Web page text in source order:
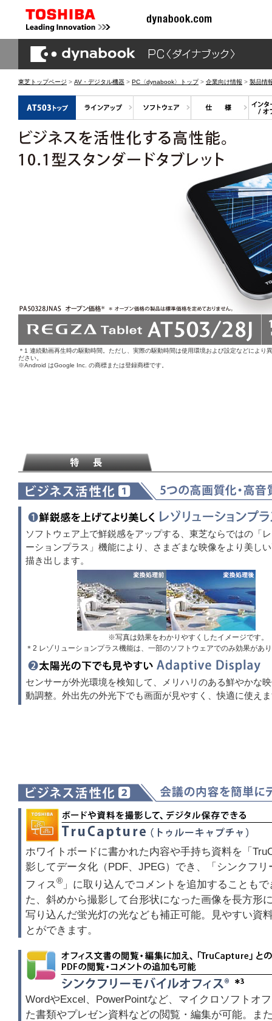
東芝トップページ > AV・デジタル機器 > PC〈dynabook〉トップ> 企業向け情報 > 製品情
＊1 連続動画再生時の駆動時間。ただし、実際の駆動時間は使用環境および設定などによ
ださい。
※Android はGoogle Inc. の商標または登録商標です。
ソフトウェア上で鮮鋭感をアップする、東芝ならではの「
ーションプラス」機能により、さまざまな映像をより美し
描き出します。
※写真は効果をわかりやすくしたイメージです。
＊2 レゾリューションプラス機能は、一部のソフトウェアでのみ効果があ
センサーが外光環境を検知して、メリハリのある鮮やかな
動調整。外出先の外光下でも画面が見やすく、快適に使え
ホワイトボードに書かれた内容や手持ち資料を「
影してデータ化（PDF、JPEG）でき、「シンクフリ
フィス® 」に取り込んでコメントを追加することも
た、斜めから撮影して台形状になった画像を長方形
写り込んだ蛍光灯の光なども補正可能。見やすい資
とができます。
WordやExcel、PowerPointなど、マイクロソフトオ
た書類やプレゼン資料などの閲覧・編集が可能。ま